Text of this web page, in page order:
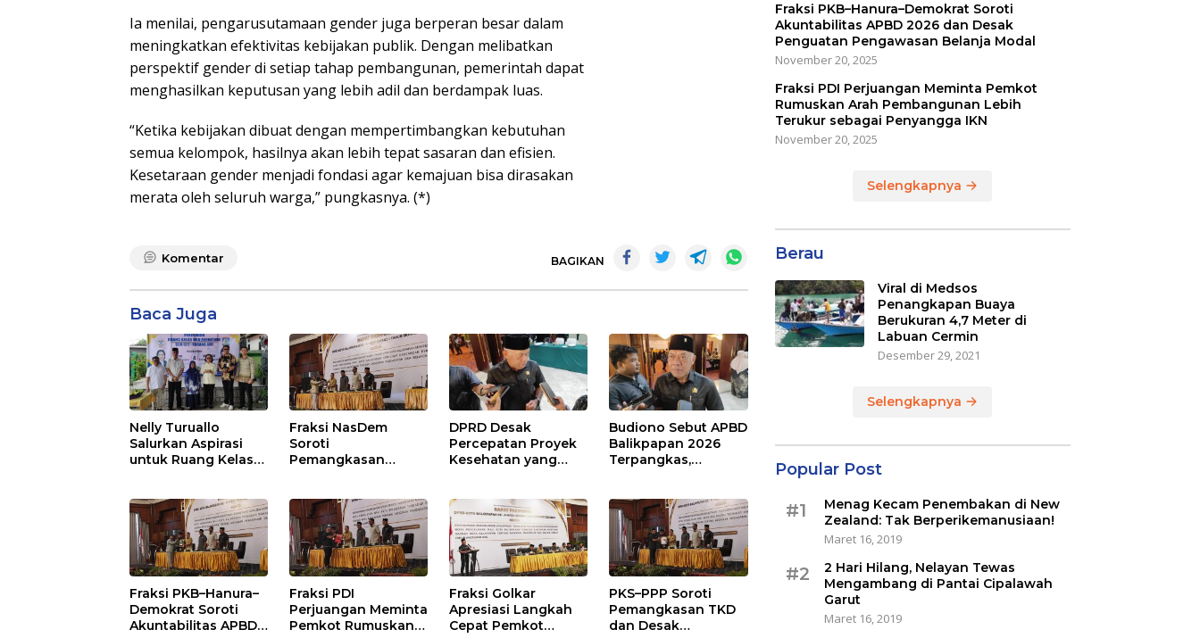
Ia menilai, pengarusutamaan gender juga berperan besar dalam
meningkatkan efektivitas kebijakan publik. Dengan melibatkan
perspektif gender di setiap tahap pembangunan, pemerintah dapat
menghasilkan keputusan yang lebih adil dan berdampak luas.
“Ketika kebijakan dibuat dengan mempertimbangkan kebutuhan
semua kelompok, hasilnya akan lebih tepat sasaran dan efisien.
Kesetaraan gender menjadi fondasi agar kemajuan bisa dirasakan
merata oleh seluruh warga,” pungkasnya. (*)
Komentar BAGIKAN
Baca Juga
Nelly Turuallo
Salurkan Aspirasi
untuk Ruang Kelas
Fraksi NasDem
Soroti
Pemangkasan
Dorong Prioritas
pada Layanan
Publik
DPRD Desak
Percepatan Proyek
Kesehatan yang
Budiono Sebut APBD
Balikpapan 2026
Terpangkas,
Naik
Fraksi PKB–Hanura–
Demokrat Soroti
Akuntabilitas APBD
Fraksi PDI
Perjuangan Meminta
Pemkot Rumuskan
Fraksi Golkar
Apresiasi Langkah
Cepat Pemkot
PKS–PPP Soroti
Pemangkasan TKD
dan Desak
Fraksi PKB–Hanura–Demokrat Soroti
Akuntabilitas APBD 2026 dan Desak
Penguatan Pengawasan Belanja Modal
November 20, 2025
Fraksi PDI Perjuangan Meminta Pemkot
Rumuskan Arah Pembangunan Lebih
Terukur sebagai Penyangga IKN
November 20, 2025
Selengkapnya
Berau
Viral di Medsos
Penangkapan Buaya
Berukuran 4,7 Meter di
Labuan Cermin
Desember 29, 2021
Selengkapnya
Popular Post
#1
Menag Kecam Penembakan di New
Zealand: Tak Berperikemanusiaan!
Maret 16, 2019
#2
2 Hari Hilang, Nelayan Tewas
Mengambang di Pantai Cipalawah
Garut
Maret 16, 2019